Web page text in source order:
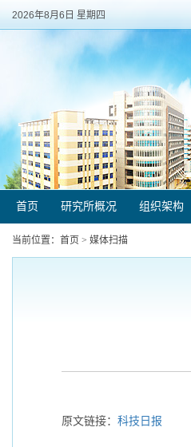
2026年8月6日 星期四
首页 研究所概况 组织架构
当前位置： 首页 > 媒体扫描
原文链接： 科技日报